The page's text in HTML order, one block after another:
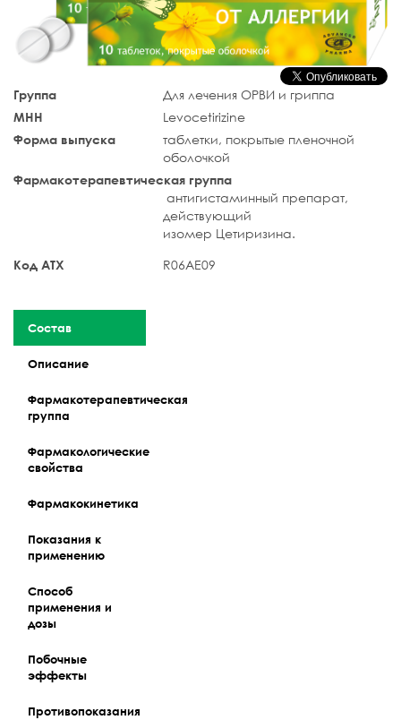
Группа
Для лечения ОРВИ и гриппа
МНН
Levocetirizine
Форма выпуска
таблетки, покрытые пленочной
оболочкой
Фармакотерапевтическая группа
антигистаминный препарат,
действующий
изомер Цетиризина.
Код АТХ R06AE09
Состав
Описание
Фармакотерапевтическая
группа
Фармакологические
свойства
Фармакокинетика
Показания к
применению
Способ
применения и
дозы
Побочные
эффекты
Противопоказания